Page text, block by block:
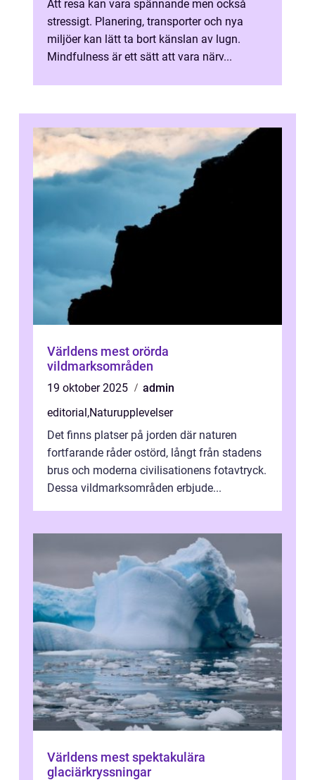
Att resa kan vara spännande men också
stressigt. Planering, transporter och nya
miljöer kan lätt ta bort känslan av lugn.
Mindfulness är ett sätt att vara närv...
Världens mest orörda
vildmarksområden
19 oktober 2025
admin
editorial,Naturupplevelser
Det finns platser på jorden där naturen
fortfarande råder ostörd, långt från stadens
brus och moderna civilisationens fotavtryck.
Dessa vildmarksområden erbjude...
Världens mest spektakulära
glaciärkryssningar